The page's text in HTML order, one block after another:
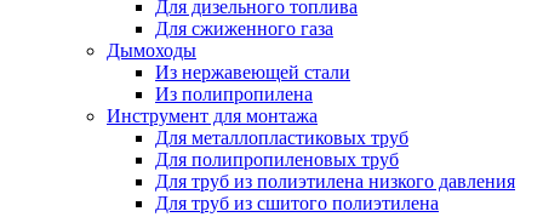
Для дизельного топлива
Для сжиженного газа
Дымоходы
Из нержавеющей стали
Из полипропилена
Инструмент для монтажа
Для металлопластиковых труб
Для полипропиленовых труб
Для труб из полиэтилена низкого давления
Для труб из сшитого полиэтилена